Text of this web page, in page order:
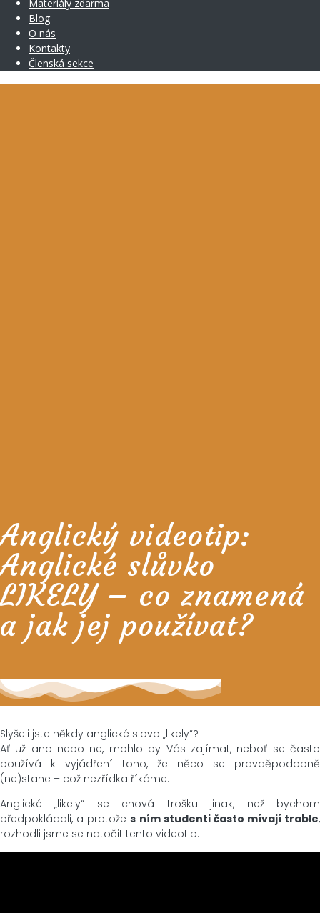
Materiály zdarma
Blog
O nás
Kontakty
Členská sekce
Anglický videotip:
Anglické slůvko
LIKELY – co znamená
a jak jej používat?
Slyšeli jste někdy anglické slovo „likely“?
Ať už ano nebo ne, mohlo by Vás zajímat, neboť se často
používá k vyjádření toho, že něco se pravděpodobně
(ne)stane – což nezřídka říkáme.
Anglické „likely“ se chová trošku jinak, než bychom
předpokládali, a protožes ním studenti často mívají trable,
rozhodli jsme se natočit tento videotip.